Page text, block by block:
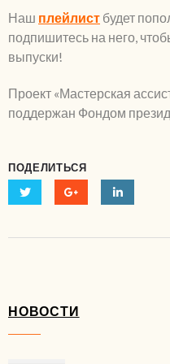
Наш плейлист будет
подпишитесь на него,
выпуски!
Проект «Мастерская
поддержан Фондом
ПОДЕЛИТЬСЯ
НОВОСТИ